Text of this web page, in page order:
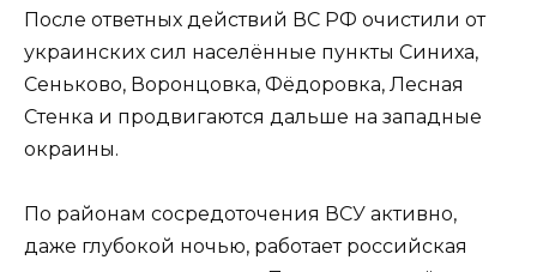
После ответных действий ВС РФ очистили от
украинских сил населённые пункты Синиха,
Сеньково, Воронцовка, Фёдоровка, Лесная
Стенка и продвигаются дальше на западные
окраины.
По районам сосредоточения ВСУ активно,
даже глубокой ночью, работает российская